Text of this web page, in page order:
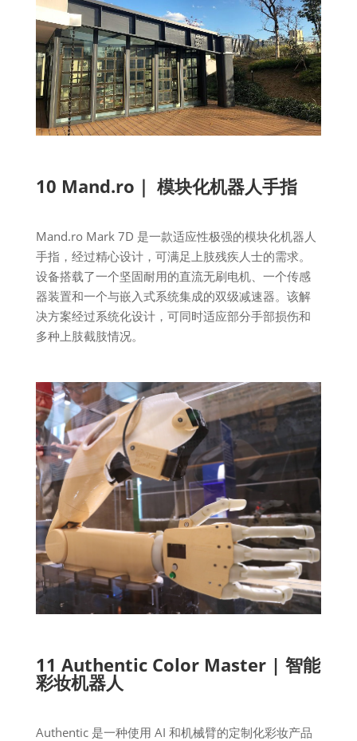
10 Mand.ro｜ 模块化机器人手指
Mand.ro Mark 7D 是一款适应性极强的模块化机器人
手指，经过精心设计，可满足上肢残疾人士的需求。
设备搭载了一个坚固耐用的直流无刷电机、一个传感
器装置和一个与嵌入式系统集成的双级减速器。该解
决方案经过系统化设计，可同时适应部分手部损伤和
多种上肢截肢情况。
11 Authentic Color Master | 智能
彩妆机器人
Authentic 是一种使用 AI 和机械臂的定制化彩妆产品